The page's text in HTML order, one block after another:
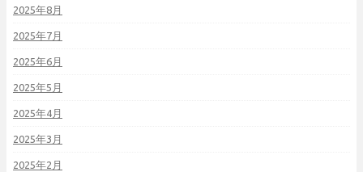
2025年8月
2025年7月
2025年6月
2025年5月
2025年4月
2025年3月
2025年2月